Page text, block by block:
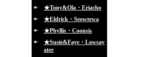
★Tony&Ola・Eriacho
★Eldrick・Seowtewa
★Phyllis・Coonsis
★Susie&Faye・Lowsay
atee